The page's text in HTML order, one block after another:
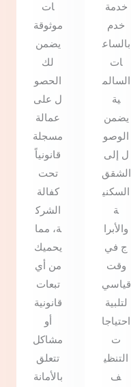
ات
موثوقة
يضمن
لك
الحصو
ل على
عمالة
مسجلة
قانونياً
تحت
كفالة
الشرك
ة، مما
يحميك
من أي
تبعات
قانونية
أو
مشاكل
تتعلق
بالأمانة
خدمة
خدم
بالساع
ات
السالم
ية
يضمن
الوصو
ل إلى
الشقق
السكني
ة
والأبرا
ج في
وقت
قياسي
لتلبية
احتياجا
ت
التنظي
ف